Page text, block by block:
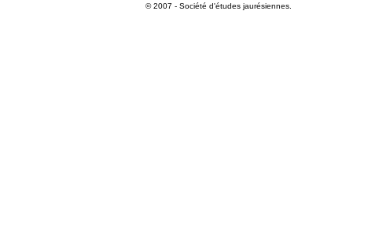
© 2007 - Société d'études jaurésiennes.